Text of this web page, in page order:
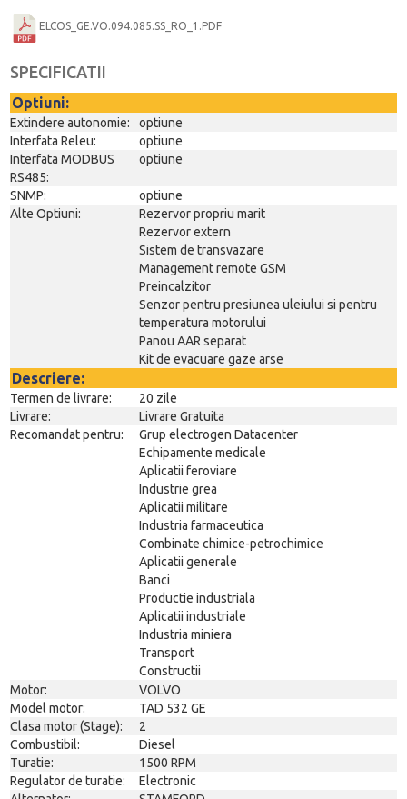
ELCOS_GE.VO.094.085.SS_RO_1.PDF
SPECIFICATII
Optiuni:
Extindere autonomie:
optiune
Interfata Releu:
optiune
Interfata MODBUS
RS485:
optiune
SNMP:
optiune
Alte Optiuni:
Rezervor propriu marit
Rezervor extern
Sistem de transvazare
Management remote GSM
Preincalzitor
Senzor pentru presiunea uleiului si pentru
temperatura motorului
Panou AAR separat
Kit de evacuare gaze arse
Descriere:
Termen de livrare:
20 zile
Livrare:
Livrare Gratuita
Recomandat pentru:
Grup electrogen Datacenter
Echipamente medicale
Aplicatii feroviare
Industrie grea
Aplicatii militare
Industria farmaceutica
Combinate chimice-petrochimice
Aplicatii generale
Banci
Productie industriala
Aplicatii industriale
Industria miniera
Transport
Constructii
Motor:
VOLVO
Model motor:
TAD 532 GE
Clasa motor (Stage):
2
Combustibil:
Diesel
Turatie:
1500 RPM
Regulator de turatie:
Electronic